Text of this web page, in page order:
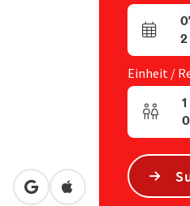
in Google Maps öffnen
in Apple Maps
An- und2
Einheit /
1
0